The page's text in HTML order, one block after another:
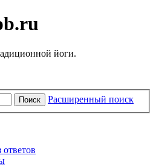
йоги.
Поиск Расширенный поиск